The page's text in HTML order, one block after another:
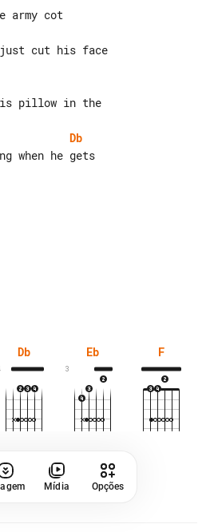
cut his face
pillow in the
Db
Db Eb
3
F
Mídia Opções